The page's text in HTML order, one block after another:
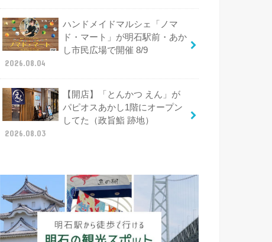
ハンドメイドマルシェ「ノマ
ド・マート」が明石駅前・あか
し市民広場で開催 8/9
2026.08.04
【開店】「とんかつ えん」が
パピオスあかし1階にオープン
してた（政旨鮨 跡地）
2026.08.03